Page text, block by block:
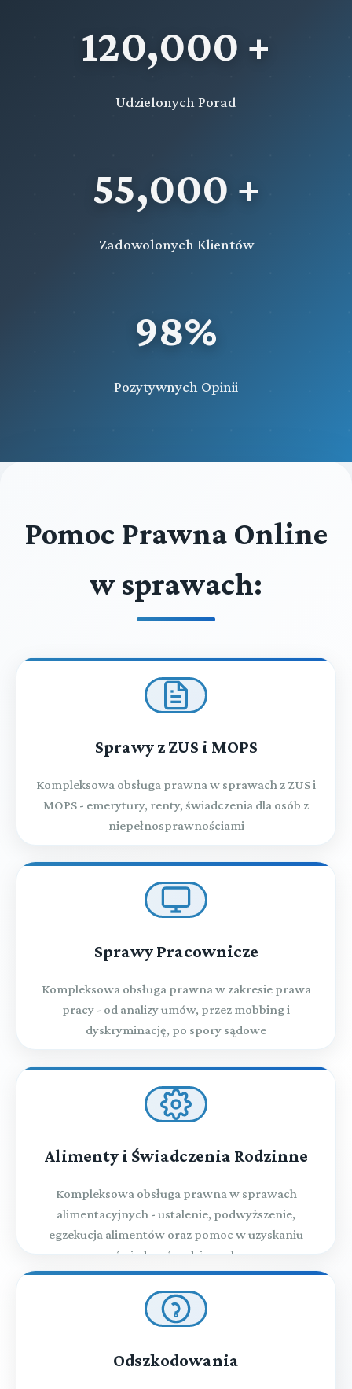
120,000 +
Udzielonych Porad
55,000 +
Zadowolonych Klientów
98%
Pozytywnych Opinii
Pomoc Prawna Online
w sprawach:
Sprawy z ZUS i MOPS
Kompleksowa obsługa prawna w sprawach z ZUS i
MOPS - emerytury, renty, świadczenia dla osób z
niepełnosprawnościami
Sprawy Pracownicze
Kompleksowa obsługa prawna w zakresie prawa
pracy - od analizy umów, przez mobbing i
dyskryminację, po spory sądowe
Alimenty i Świadczenia Rodzinne
Kompleksowa obsługa prawna w sprawach
alimentacyjnych - ustalenie, podwyższenie,
egzekucja alimentów oraz pomoc w uzyskaniu
świadczeń rodzinnych
Odszkodowania